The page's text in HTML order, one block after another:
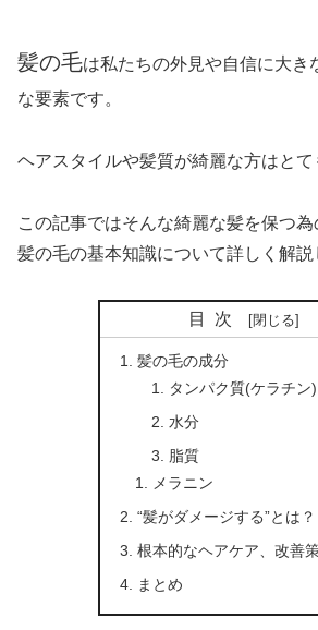
髪の毛は私たちの外見や自信に大き
な要素です。
ヘアスタイルや髪質が綺麗な方はとて
この記事ではそんな綺麗な髪を保つ
髪の毛の基本知識について詳しく解説
目次
髪の毛の成分
タンパク質(ケラチン)
水分
脂質
メラニン
“髪がダメージする”とは？
根本的なヘアケア、改善
まとめ